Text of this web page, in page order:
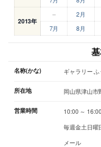
2013年
– 2月
7月
8月
名称(かな) ギャラリー ふ
所在地 岡山県津山市
営業時間
10:00 ～ 16:00
毎週金土日曜
メール